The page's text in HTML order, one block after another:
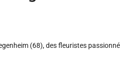
(68), des fleuristes